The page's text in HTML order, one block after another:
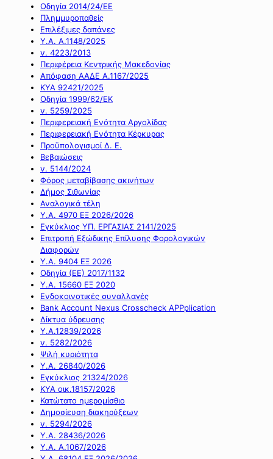
Οδηγία 2014/24/ΕΕ
Πλημμυροπαθείς
Επιλέξιμες δαπάνες
Υ.Α. Α.1148/2025
ν. 4223/2013
Περιφέρεια Κεντρικής Μακεδονίας
Απόφαση ΑΑΔΕ Α.1167/2025
ΚΥΑ 92421/2025
Οδηγία 1999/62/ΕΚ
ν. 5259/2025
Περιφερειακή Ενότητα Αργολίδας
Περιφερειακή Ενότητα Κέρκυρας
Προϋπολογισμοί Δ. Ε.
Βεβαιώσεις
ν. 5144/2024
Φόρος μεταβίβασης ακινήτων
Δήμος Σιθωνίας
Αναλογικά τέλη
Υ.Α. 4970 ΕΞ 2026/2026
Εγκύκλιος ΥΠ. ΕΡΓΑΣΙΑΣ 2141/2025
Επιτροπή Εξώδικης Επίλυσης Φορολογικών
Διαφορών
Υ.Α. 9404 ΕΞ 2026
Οδηγία (ΕΕ) 2017/1132
Υ.Α. 15660 ΕΞ 2020
Ενδοκοινοτικές συναλλαγές
Bank Account Nexus Crosscheck APPplication
Δίκτυα ύδρευσης
Υ.Α.12839/2026
ν. 5282/2026
Ψιλή κυριότητα
Υ.Α. 26840/2026
Εγκύκλιος 21324/2026
ΚΥΑ οικ.18157/2026
Κατώτατο ημερομίσθιο
Δημοσίευση διακηρύξεων
ν. 5294/2026
Υ.Α. 28436/2026
Υ.Α. Α.1067/2026